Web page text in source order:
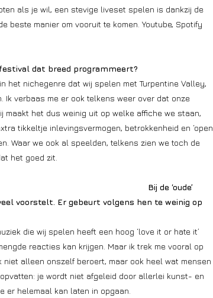
als je wil, een stevige liveset spelen is dankzij de
beste manier om vooruit te komen. Youtube, Spotify
dat breed programmeert?
het nichegenre dat wij spelen met Turpentine Valley,
verbaas me er ook telkens weer over dat onze
maakt het dus weinig uit op welke affiche we staan,
tikkeltje inlevingsvermogen, betrokkenheid en ‘open
Waar we ook al speelden, telkens zien we toch de
het goed zit.
Bij de ‘oude’
voorstelt. Er gebeurt volgens hen te weinig op
die wij spelen heeft een hoog ‘love it or hate it’
reacties kan krijgen. Maar ik trek me vooral op
alleen onszelf beroert, maar ook heel wat mensen
je wordt niet afgeleid door allerlei kunst- en
er helemaal kan laten in opgaan.